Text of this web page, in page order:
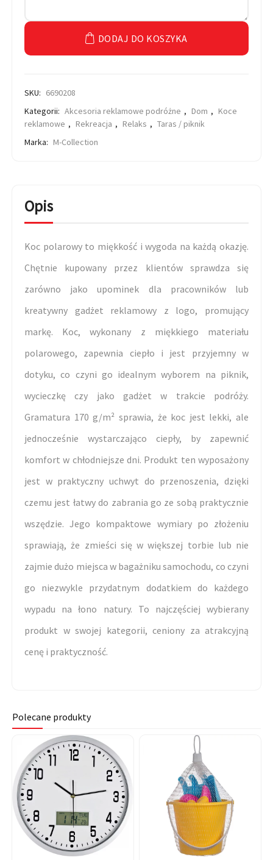
DODAJ DO KOSZYKA
SKU: 6690208
Kategorii: Akcesoria reklamowe podróżne , Dom , Koce
reklamowe , Rekreacja , Relaks , Taras / piknik
Marka: M-Collection
Opis
Koc polarowy to miękkość i wygoda na każdą okazję.
Chętnie kupowany przez klientów sprawdza się
zarówno jako upominek dla pracowników lub
kreatywny gadżet reklamowy z logo, promujący
markę. Koc, wykonany z miękkiego materiału
polarowego, zapewnia ciepło i jest przyjemny w
dotyku, co czyni go idealnym wyborem na piknik,
wycieczkę czy jako gadżet w trakcie podróży.
Gramatura 170 g/m² sprawia, że koc jest lekki, ale
jednocześnie wystarczająco ciepły, by zapewnić
komfort w chłodniejsze dni. Produkt ten wyposażony
jest w praktyczny uchwyt do przenoszenia, dzięki
czemu jest łatwy do zabrania go ze sobą praktycznie
wszędzie. Jego kompaktowe wymiary po złożeniu
sprawiają, że zmieści się w większej torbie lub nie
zajmie dużo miejsca w bagażniku samochodu, co czyni
go niezwykle przydatnym dodatkiem do każdego
wypadu na łono natury. To najczęściej wybierany
produkt w swojej kategorii, ceniony za atrakcyjną
cenę i praktyczność.
Polecane produkty